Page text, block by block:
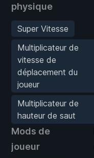
physique
Super Vitesse
Multiplicateur de
vitesse de
déplacement du
joueur
Multiplicateur de
hauteur de saut
Mods de
joueur